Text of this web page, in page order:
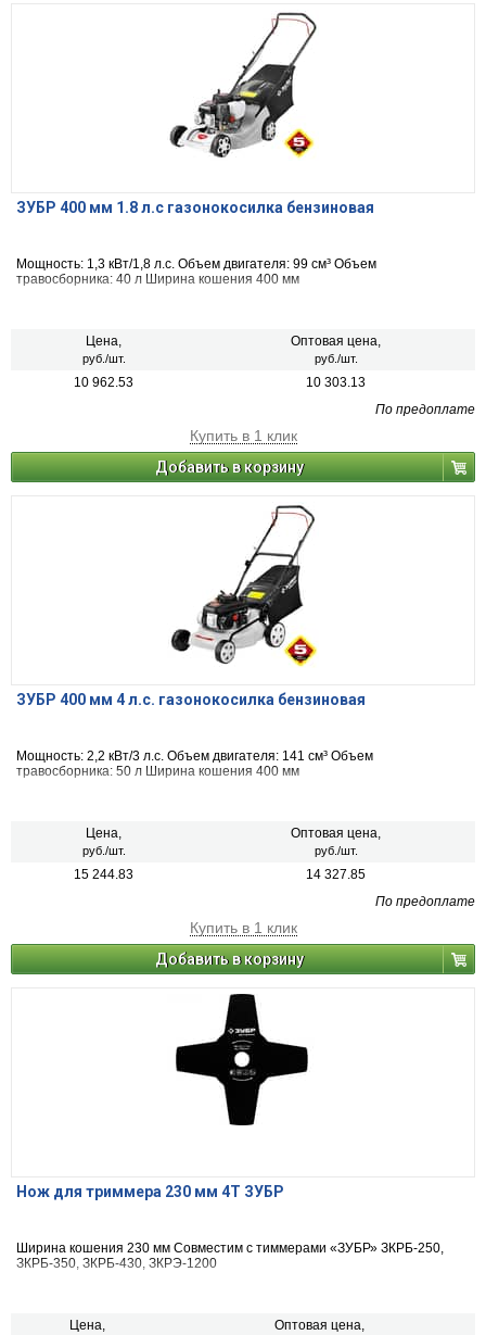
ЗУБР 400 мм 1.8 л.с газонокосилка бензиновая
Мощность: 1,3 кВт/1,8 л.с. Объем двигателя: 99 см³ Объем
травосборника: 40 л Ширина кошения 400 мм
Цена,
руб./шт.
Оптовая цена,
руб./шт.
10 962.53
10 303.13
По предоплате
Купить в 1 клик
Добавить в корзину
ЗУБР 400 мм 4 л.с. газонокосилка бензиновая
Мощность: 2,2 кВт/3 л.с. Объем двигателя: 141 см³ Объем
травосборника: 50 л Ширина кошения 400 мм
Цена,
руб./шт.
Оптовая цена,
руб./шт.
15 244.83
14 327.85
По предоплате
Купить в 1 клик
Добавить в корзину
Нож для триммера 230 мм 4T ЗУБР
Ширина кошения 230 мм Совместим с тиммерами «ЗУБР» ЗКРБ-250,
ЗКРБ-350, ЗКРБ-430, ЗКРЭ-1200
Цена, Оптовая цена,